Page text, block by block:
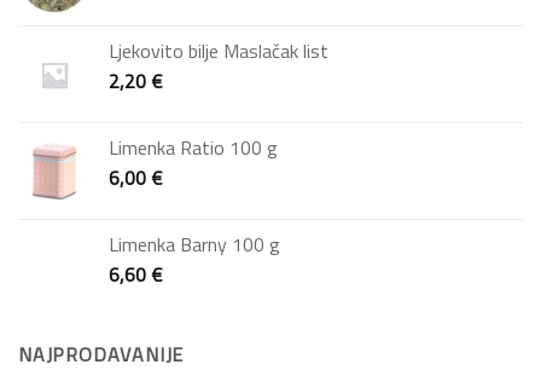
Ljekovito bilje Maslačak list
2,20€
Limenka Ratio 100 g
6,00€
Limenka Barny 100 g
6,60€
NAJPRODAVANIJE